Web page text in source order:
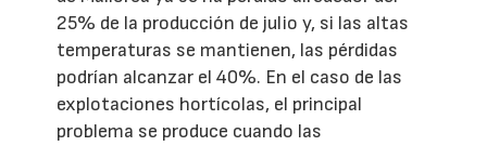
25% de la producción de julio y, si las altas
temperaturas se mantienen, las pérdidas
podrían alcanzar el 40%. En el caso de las
explotaciones hortícolas, el principal
problema se produce cuando las